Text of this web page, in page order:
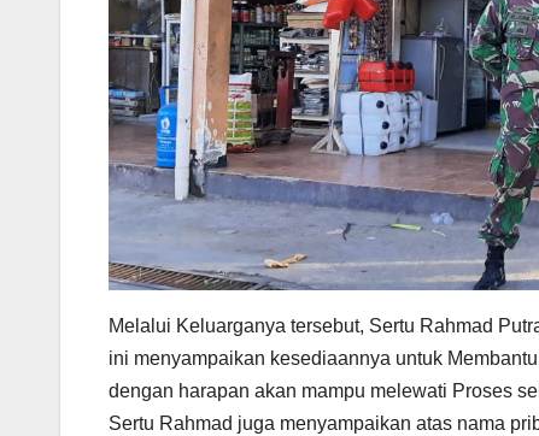
Melalui Keluarganya tersebut, Sertu Rahmad
ini menyampaikan kesediaannya untuk
dengan harapan akan mampu melewati Proses
Sertu Rahmad juga menyampaikan atas nama